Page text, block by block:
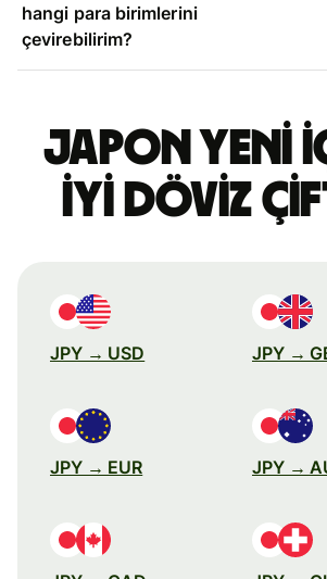
hangi para birimlerini
çevirebilirim?
Japon yeni
iyi döviz
JPY → USD JPY →
JPY → EUR JPY →